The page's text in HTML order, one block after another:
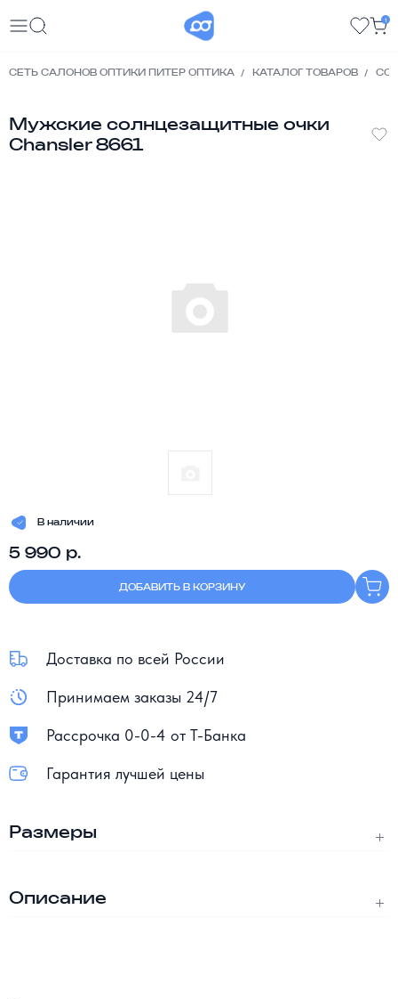
1
СЕТЬ САЛОНОВ ОПТИКИ ПИТЕР ОПТИКА КАТАЛОГ ТОВАРОВ
Мужские солнцезащитные очки
Chansler 8661
В наличии
5 990 р.
ДОБАВИТЬ В КОРЗИНУ
Доставка по всей России
Принимаем заказы 24/7
Рассрочка 0-0-4 от Т-Банка
Гарантия лучшей цены
Размеры
Описание